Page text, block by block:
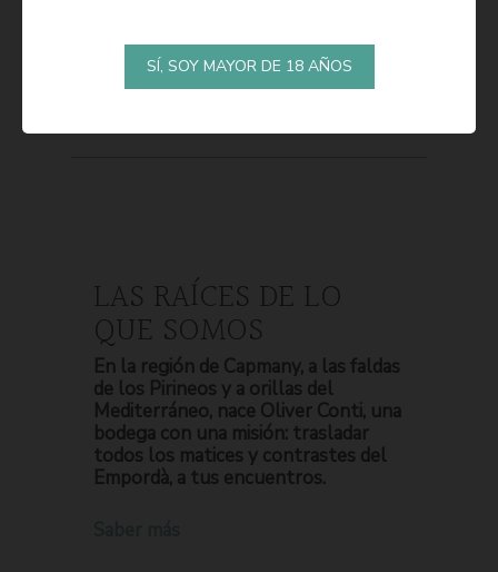
LAS RAÍCES DE LO
QUE SOMOS
En la región de Capmany, a las faldas
de los Pirineos y a orillas del
Mediterráneo, nace Oliver Conti, una
bodega con una misión: trasladar
todos los matices y contrastes del
Empordà, a tus encuentros.
SÍ, SOY MAYOR DE 18 AÑOS